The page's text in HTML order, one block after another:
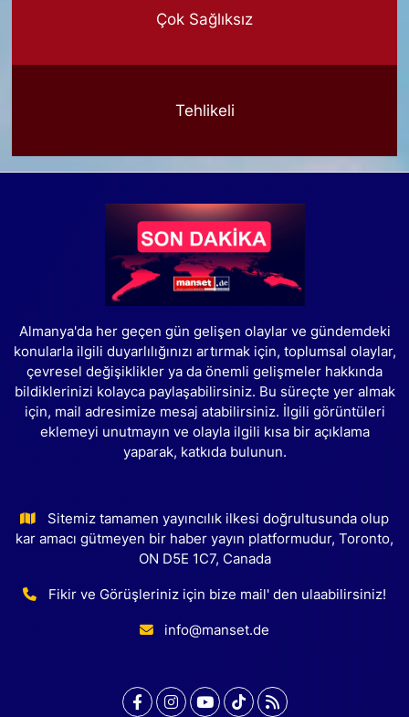
Çok Sağlıksız
Tehlikeli
Almanya'da her geçen gün gelişen olaylar ve gündemdeki
konularla ilgili duyarlılığınızı artırmak için, toplumsal olaylar,
çevresel değişiklikler ya da önemli gelişmeler hakkında
bildiklerinizi kolayca paylaşabilirsiniz. Bu süreçte yer almak
için, mail adresimize mesaj atabilirsiniz. İlgili görüntüleri
eklemeyi unutmayın ve olayla ilgili kısa bir açıklama
yaparak, katkıda bulunun.
Sitemiz tamamen yayıncılık ilkesi doğrultusunda olup
kar amacı gütmeyen bir haber yayın platformudur, Toronto,
ON D5E 1C7, Canada
Fikir ve Görüşleriniz için bize mail' den ulaabilirsiniz!
info@manset.de